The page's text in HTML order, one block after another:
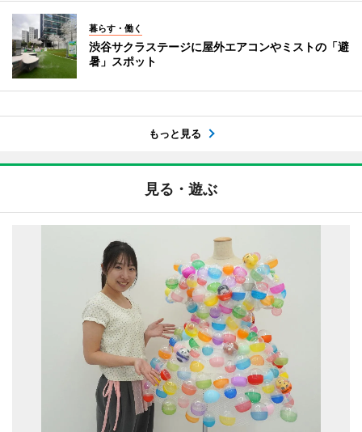
暮らす・働く
渋谷サクラステージに屋外エアコンやミストの「避
暑」スポット
もっと見る
見る・遊ぶ